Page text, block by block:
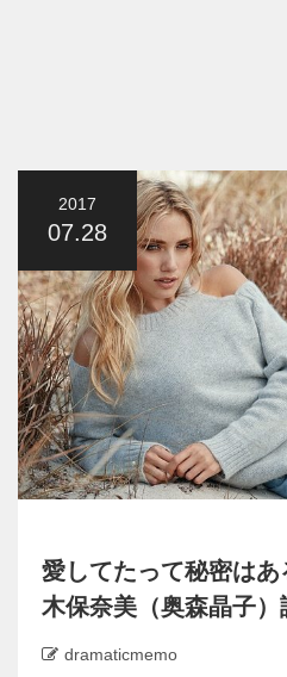
2017
07.28
愛してたって秘密は
木保奈美（奥森晶子）
dramaticmemo